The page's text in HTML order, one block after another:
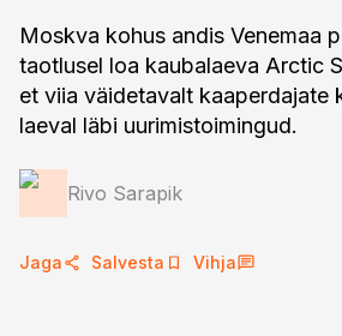
Moskva kohus andis Venemaa
taotlusel loa kaubalaeva Arctic
et viia väidetavalt kaaperdajate
laeval läbi uurimistoimingud.
Rivo Sarapik
Jaga Salvesta Vihja